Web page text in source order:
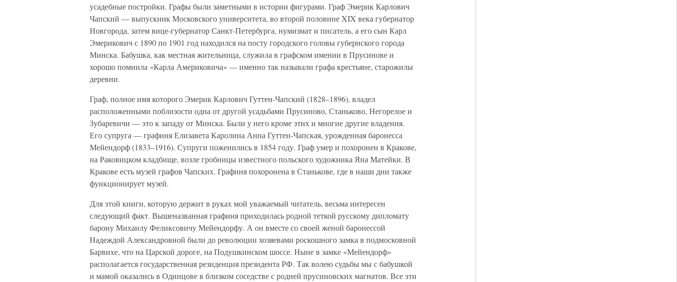
усадебные постройки. Графы были заметными в истории фигурами. Граф Эмерик Карлович
Чапский — выпускник Московского университета, во второй половине XIX века губернатор
Новгорода, затем вице-губернатор Санкт-Петербурга, нумизмат и писатель, а его сын Карл
Эмерикович с 1890 по 1901 год находился на посту городского головы губернского города
Минска. Бабушка, как местная жительница, служила в графском имении в Прусинове и
хорошо помнила «Карла Америковича» — именно так называли графа крестьяне, старожилы
деревни.
Граф, полное имя которого Эмерик Карлович Гуттен-Чапский (1828–1896), владел
расположенными поблизости одна от другой усадьбами Прусиново, Станьково, Негорелое и
Зубаревичи — это к западу от Минска. Были у него кроме этих и многие другие владения.
Его супруга — графиня Елизавета Каролина Анна Гуттен-Чапская, урожденная баронесса
Мейендорф (1833–1916). Супруги поженились в 1854 году. Граф умер и похоронен в Кракове,
на Раковицком кладбище, возле гробницы известного польского художника Яна Матейки. В
Кракове есть музей графов Чапских. Графиня похоронена в Станькове, где в наши дни также
функционирует музей.
Для этой книги, которую держит в руках мой уважаемый читатель, весьма интересен
следующий факт. Вышеназванная графиня приходилась родной теткой русскому дипломату
барону Михаилу Феликсовичу Мейендорфу. А он вместе со своей женой баронессой
Надеждой Александровной были до революции хозяевами роскошного замка в подмосковной
Барвихе, что на Царской дороге, на Подушкинском шоссе. Ныне в замке «Мейендорф»
располагается государственная резиденция президента РФ. Так волею судьбы мы с бабушкой
и мамой оказались в Одинцове в близком соседстве с родней прусиновских магнатов. Все эти